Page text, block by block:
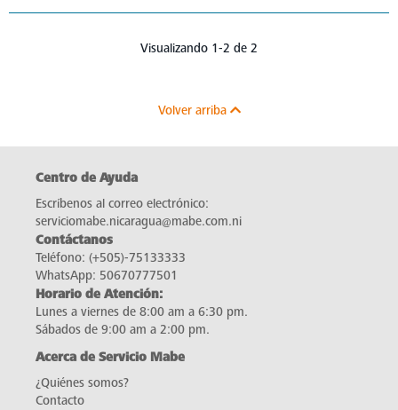
Visualizando 1-2 de 2
Volver arriba
Centro de Ayuda
Escríbenos al correo electrónico:
serviciomabe.nicaragua@mabe.com.ni
Contáctanos
Teléfono: (+505)-75133333
WhatsApp: 50670777501
Horario de Atención:
Lunes a viernes de 8:00 am a 6:30 pm.
Sábados de 9:00 am a 2:00 pm.
Acerca de Servicio Mabe
¿Quiénes somos?
Contacto